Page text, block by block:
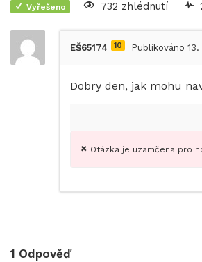
Vyřešeno 732 zhlédnutí
EŠ65174 10 Publikováno
Dobry den, jak mohu
Otázka je uzamčena pro
1 Odpověď